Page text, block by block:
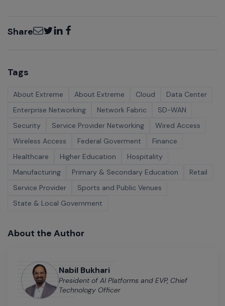
ShareEmailTwitter
LinkedInFacebook
Tags
About Extreme About Extreme Cloud
Data Center
Enterprise Networking
Network Fabric
SD-WAN
Security
Service Provider Networking
Wired Access
Wireless Access
Federal Goverment
Finance
Healthcare
Higher Education
Hospitality
Manufacturing
Primary & Secondary Education
Retail
Service Provider
Sports and Public Venues
State & Local Government
About the Author
Nabil Bukhari
President of AI Platforms and EVP, Chief
Technology Officer